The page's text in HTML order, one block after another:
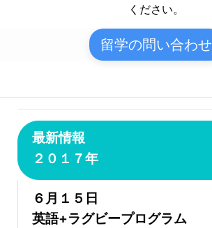
ください。
留学の問い合わせ
最新情報
２０１７年
６月１５日
英語+ラグビープログラム